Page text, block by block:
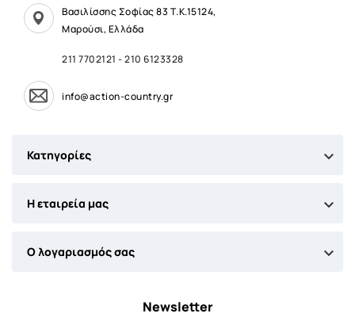
Βασιλίσσης Σοφίας 83 Τ.Κ.15124,
Μαρούσι, Ελλάδα
211 7702121 -210 6123328
info@action-country.gr
Κατηγορίες 
Η εταιρεία μας 
Ο λογαριασμός σας 
Newsletter